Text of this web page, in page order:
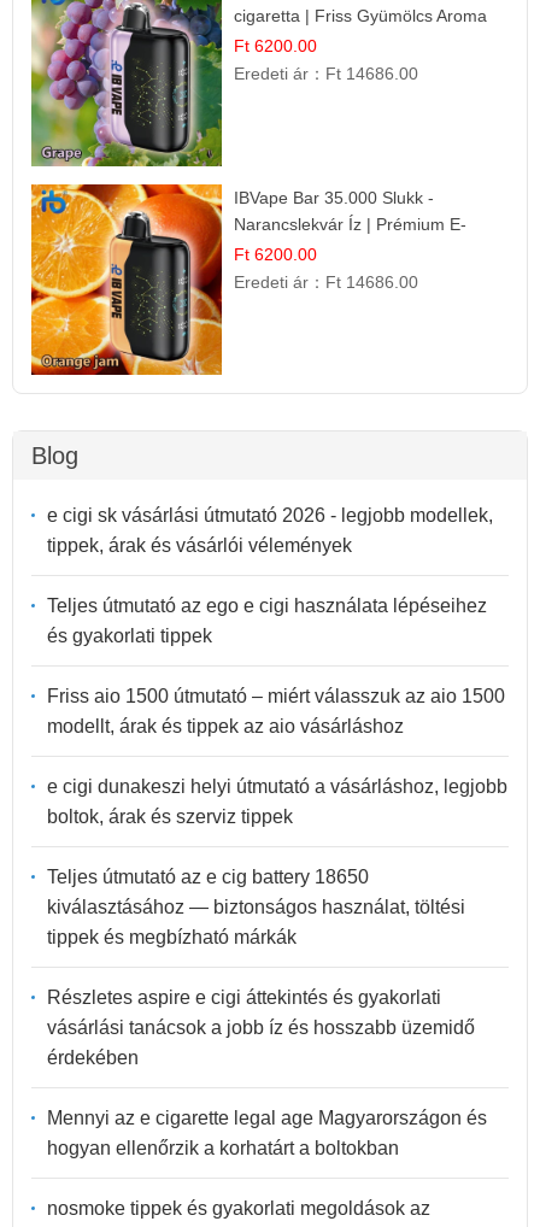
cigaretta | Friss Gyümölcs Aroma
Ft 6200.00
Eredeti ár： Ft 14686.00
IBVape Bar 35.000 Slukk -
Narancslekvár Íz | Prémium E-
cigaretta
Ft 6200.00
Eredeti ár： Ft 14686.00
Blog
e cigi sk vásárlási útmutató 2026 - legjobb modellek,
tippek, árak és vásárlói vélemények
Teljes útmutató az ego e cigi használata lépéseihez
és gyakorlati tippek
Friss aio 1500 útmutató – miért válasszuk az aio 1500
modellt, árak és tippek az aio vásárláshoz
e cigi dunakeszi helyi útmutató a vásárláshoz, legjobb
boltok, árak és szerviz tippek
Teljes útmutató az e cig battery 18650
kiválasztásához — biztonságos használat, töltési
tippek és megbízható márkák
Részletes aspire e cigi áttekintés és gyakorlati
vásárlási tanácsok a jobb íz és hosszabb üzemidő
érdekében
Mennyi az e cigarette legal age Magyarországon és
hogyan ellenőrzik a korhatárt a boltokban
nosmoke tippek és gyakorlati megoldások az